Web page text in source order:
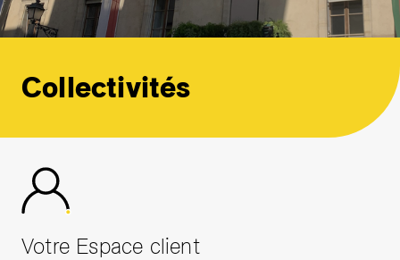
Collectivités
Votre Espace client